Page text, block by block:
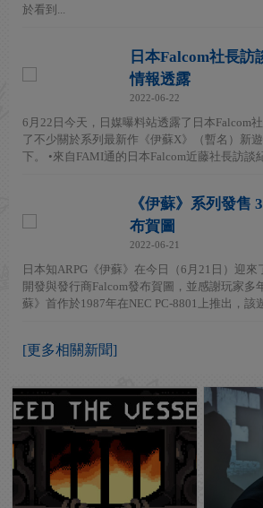
於看到...
日本Falcom社長訪
情報透露
2022-06-22
6月22日今天，日媒曝料站透露了日本Falcom
了不少關於系列最新作《伊蘇X》（暫名）新
下。 •來自FAMI通的日本Falcom近藤社長訪談
《伊蘇》系列發售
布賀圖
2022-06-21
日本知ARPG《伊蘇》在今日（6月21日）迎
開發與發行商Falcom發布賀圖，並感謝玩家多
蘇》首作於1987年在NEC PC-8801上推出，該
[更多相關新聞]